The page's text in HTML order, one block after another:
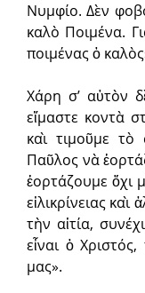
Νυμφίο. Δὲν
καλὸ Ποιμένα.
ποιμένας ὁ
Χάρη σ’ αὐτὸν
εἴμαστε κοντὰ
καὶ τιμοῦμε
Παῦλος νὰ
ἑορτάζουμε ὄχι
εἰλικρίνειας
τὴν αἰτία,
εἶναι ὁ
μας».